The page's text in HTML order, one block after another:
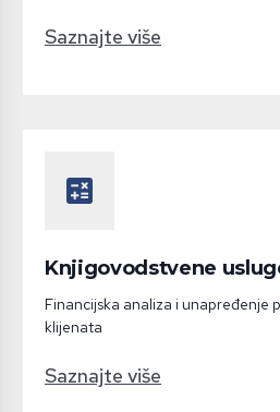
Saznajte više
calculate
Knjigovodstvene
Financijska analiza i unapređenje
klijenata
Saznajte više